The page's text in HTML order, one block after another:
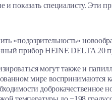
и показать специалисту. Эти
«подозрительность»
прибор HEINE DELTA 20
могут также и
мире воспринимаются
доброкачественное